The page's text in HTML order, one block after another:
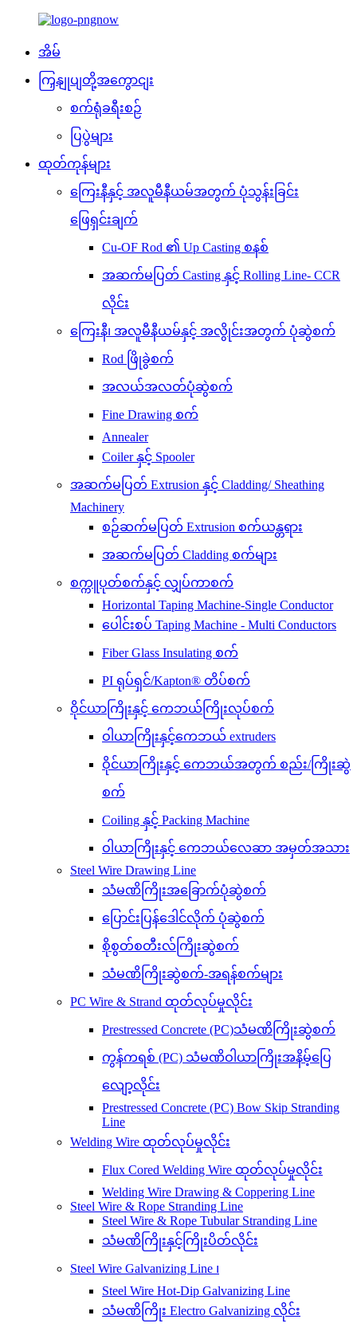
အိမ်
ကြှနျုပျတို့အကွောငျး
စက်ရုံခရီးစဉ်
ပြပွဲများ
ထုတ်ကုန်များ
ကြေးနီနှင့် အလူမီနီယမ်အတွက် ပုံသွန်းခြင်း
ဖြေရှင်းချက်
Cu-OF Rod ၏ Up Casting စနစ်
အဆက်မပြတ် Casting နှင့် Rolling Line- CCR
လိုင်း
ကြေးနီ၊ အလူမီနီယမ်နှင့် အလွိုင်းအတွက် ပုံဆွဲစက်
Rod ဖြိုခွဲစက်
အလယ်အလတ်ပုံဆွဲစက်
Fine Drawing စက်
Annealer
Coiler နှင့် Spooler
အဆက်မပြတ် Extrusion နှင့် Cladding/ Sheathing
Machinery
စဉ်ဆက်မပြတ် Extrusion စက်ယန္တရား
အဆက်မပြတ် Cladding စက်များ
စက္ကူပုတ်စက်နှင့် လျှပ်ကာစက်
Horizontal Taping Machine-Single Conductor
ပေါင်းစပ် Taping Machine - Multi Conductors
Fiber Glass Insulating စက်
PI ရုပ်ရှင်/Kapton® တိပ်စက်
ဝိုင်ယာကြိုးနှင့် ကေဘယ်ကြိုးလုပ်စက်
ဝါယာကြိုးနှင့်ကေဘယ် extruders
ဝိုင်ယာကြိုးနှင့် ကေဘယ်အတွက် စည်း/ကြိုးဆွဲ
စက်
Coiling နှင့် Packing Machine
ဝါယာကြိုးနှင့် ကေဘယ်လေဆာ အမှတ်အသား
Steel Wire Drawing Line
သံမဏိကြိုးအခြောက်ပုံဆွဲစက်
ပြောင်းပြန်ဒေါင်လိုက် ပုံဆွဲစက်
စိုစွတ်စတီးလ်ကြိုးဆွဲစက်
သံမဏိကြိုးဆွဲစက်-အရန်စက်များ
PC Wire & Strand ထုတ်လုပ်မှုလိုင်း
Prestressed Concrete (PC)သံမဏိကြိုးဆွဲစက်
ကွန်ကရစ် (PC) သံမဏိဝါယာကြိုးအနိမ့်ပြေ
လျော့လိုင်း
Prestressed Concrete (PC) Bow Skip Stranding
Line
Welding Wire ထုတ်လုပ်မှုလိုင်း
Flux Cored Welding Wire ထုတ်လုပ်မှုလိုင်း
Welding Wire Drawing & Coppering Line
Steel Wire & Rope Stranding Line
Steel Wire & Rope Tubular Stranding Line
သံမဏိကြိုးနှင့်ကြိုးပိတ်လိုင်း
Steel Wire Galvanizing Line ၊
Steel Wire Hot-Dip Galvanizing Line
သံမဏိကြိုး Electro Galvanizing လိုင်း